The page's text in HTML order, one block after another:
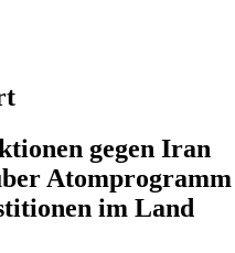
gegen Iran
Atomprogramm
im Land